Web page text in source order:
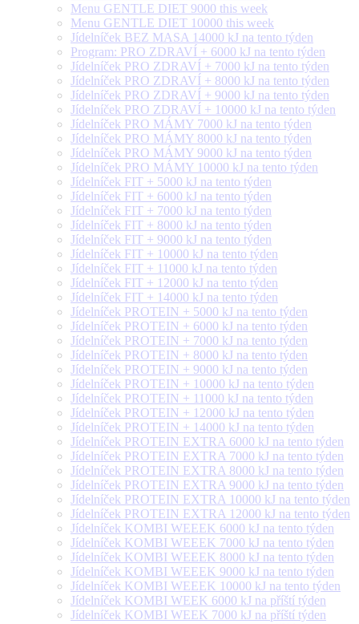
Menu GENTLE DIET 9000 this week
Menu GENTLE DIET 10000 this week
Jídelníček BEZ MASA 14000 kJ na tento týden
Program: PRO ZDRAVÍ + 6000 kJ na tento týden
Jídelníček PRO ZDRAVÍ + 7000 kJ na tento týden
Jídelníček PRO ZDRAVÍ + 8000 kJ na tento týden
Jídelníček PRO ZDRAVÍ + 9000 kJ na tento týden
Jídelníček PRO ZDRAVÍ + 10000 kJ na tento týden
Jídelníček PRO MÁMY 7000 kJ na tento týden
Jídelníček PRO MÁMY 8000 kJ na tento týden
Jídelníček PRO MÁMY 9000 kJ na tento týden
Jídelníček PRO MÁMY 10000 kJ na tento týden
Jídelníček FIT + 5000 kJ na tento týden
Jídelníček FIT + 6000 kJ na tento týden
Jídelníček FIT + 7000 kJ na tento týden
Jídelníček FIT + 8000 kJ na tento týden
Jídelníček FIT + 9000 kJ na tento týden
Jídelníček FIT + 10000 kJ na tento týden
Jídelníček FIT + 11000 kJ na tento týden
Jídelníček FIT + 12000 kJ na tento týden
Jídelníček FIT + 14000 kJ na tento týden
Jídelníček PROTEIN + 5000 kJ na tento týden
Jídelníček PROTEIN + 6000 kJ na tento týden
Jídelníček PROTEIN + 7000 kJ na tento týden
Jídelníček PROTEIN + 8000 kJ na tento týden
Jídelníček PROTEIN + 9000 kJ na tento týden
Jídelníček PROTEIN + 10000 kJ na tento týden
Jídelníček PROTEIN + 11000 kJ na tento týden
Jídelníček PROTEIN + 12000 kJ na tento týden
Jídelníček PROTEIN + 14000 kJ na tento týden
Jídelníček PROTEIN EXTRA 6000 kJ na tento týden
Jídelníček PROTEIN EXTRA 7000 kJ na tento týden
Jídelníček PROTEIN EXTRA 8000 kJ na tento týden
Jídelníček PROTEIN EXTRA 9000 kJ na tento týden
Jídelníček PROTEIN EXTRA 10000 kJ na tento týden
Jídelníček PROTEIN EXTRA 12000 kJ na tento týden
Jídelníček KOMBI WEEEK 6000 kJ na tento týden
Jídelníček KOMBI WEEEK 7000 kJ na tento týden
Jídelníček KOMBI WEEEK 8000 kJ na tento týden
Jídelníček KOMBI WEEEK 9000 kJ na tento týden
Jídelníček KOMBI WEEEK 10000 kJ na tento týden
Jídelníček KOMBI WEEK 6000 kJ na příští týden
Jídelníček KOMBI WEEK 7000 kJ na příští týden